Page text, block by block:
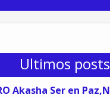
Ultimos posts